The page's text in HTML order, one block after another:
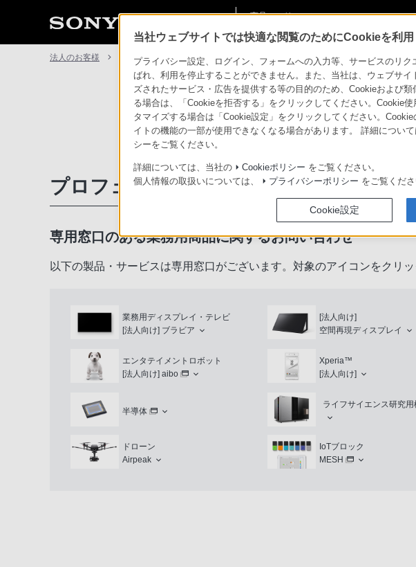
商品・ソリューショ
ン情報
法人のお客様 サポート・お問い合わせ
プロフェッショナル／業務用製品に関す
専用窓口のある業務用商品に関するお問い合わせ
以下の製品・サービスは専用窓口がございます。対象のアイコンをクリ
業務用ディスプレイ・テレビ
[法人向け] ブラビア
[法人向け]
空間再現ディスプレイ
エンタテイメントロボット
[法人向け] aibo
Xperia™
[法人向け]
半導体
ライフサイエンス研究用
ドローン
Airpeak
IoTブロック
MESH
当社ウェブサイトでは快適な閲覧のためにCookieを利用
プライバシー設定、ログイン、フォームへの入力等、サービスのリ
ばれ、利用を停止することができません。また、当社は、ウェブサ
ズされたサービス・広告を提供する等の目的のため、Cookieおよび
る場合は、「Cookieを拒否する」をクリックしてください。Cookie
タマイズする場合は「Cookie設定」をクリックしてください。
イトの機能の一部が使用できなくなる場合があります。 詳細につい
シーをご覧ください。
詳細については、当社の Cookieポリシー をご覧ください。
個人情報の取扱いについては、
プライバシーポリシー をご覧くださ
Cookie設定